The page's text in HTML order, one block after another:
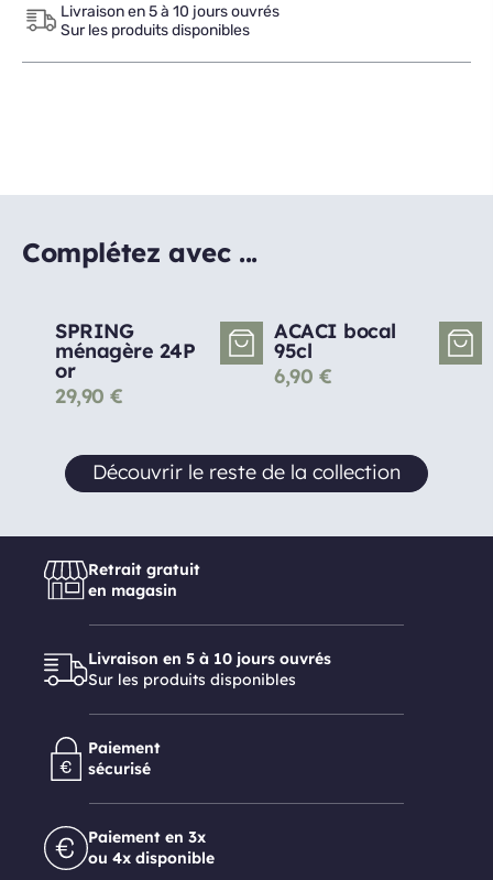
Livraison en 5 à 10 jours ouvrés
Sur les produits disponibles
Complétez avec ...
SPRING
ménagère 24P
or
29,90 €
ACACI bocal
95cl
6,90 €
Découvrir le reste de la collection
Retrait gratuit
en magasin
Livraison en 5 à 10 jours ouvrés
Sur les produits disponibles
Paiement
sécurisé
Paiement en 3x
ou 4x disponible